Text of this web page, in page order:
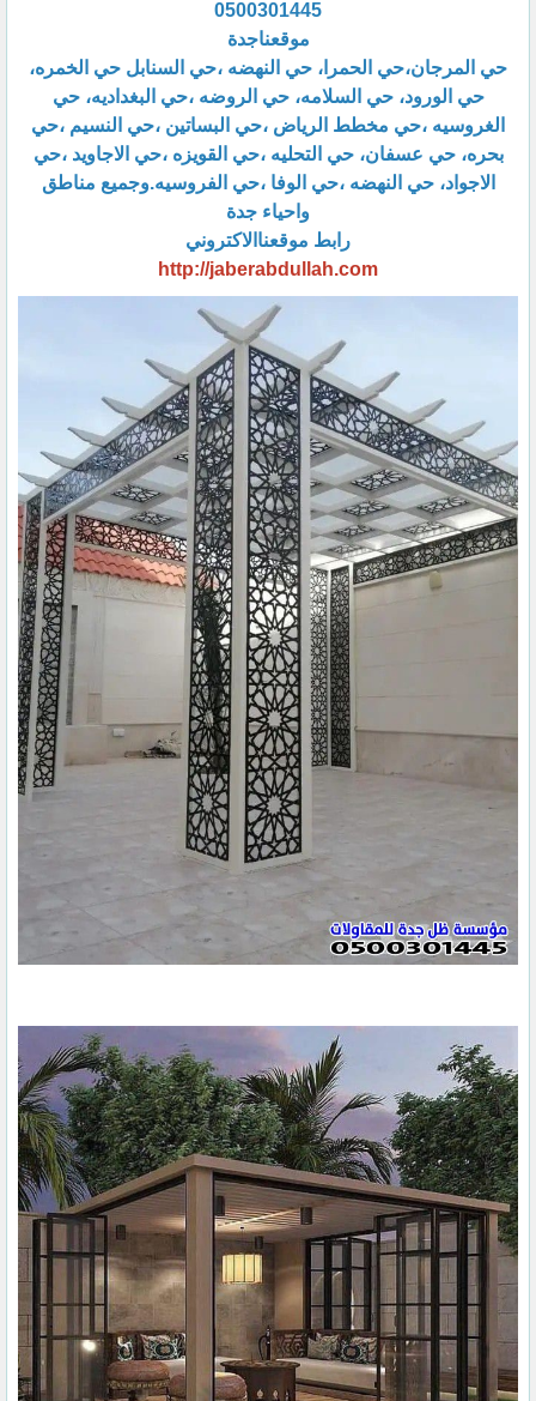
0500301445
موقعناجدة
حي المرجان،حي الحمرا، حي النهضه ،حي السنابل حي الخمره،
حي الورود، حي السلامه، حي الروضه ،حي البغداديه، حي
الغروسيه ،حي مخطط الرياض ،حي البساتين ،حي النسيم ،حي
بحره، حي عسفان، حي التحليه ،حي القويزه ،حي الاجاويد ،حي
الاجواد، حي النهضه ،حي الوفا ،حي الفروسيه.وجميع مناطق
واحياء جدة
رابط موقعناالاكتروني
http://jaberabdullah.com